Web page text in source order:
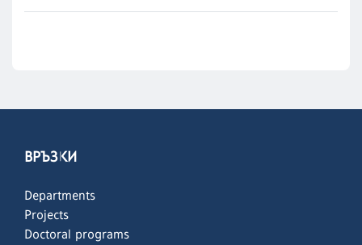
ВРЪЗКИ
Departments
Projects
Doctoral programs